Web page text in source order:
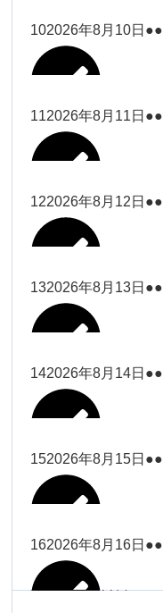
Close Close
武井
2026年7月28日
関谷
関谷
2026年7月30日
院長
院長
Close
関谷（17-19時）
2026年7月31日
武井
武井
関谷（17-
19時）
関谷（17-19時）
院長
Close Close
武井(9時ー
18時)
武井(9時ー18時)
関谷（17-
19時）
関谷（17-19時）
Close
松本（9時ー18時）
2026年8月3日
武井
武井
関谷（17-
19時）
関谷（17-19時）
2026年8月4日
小林
小林
松本
Close
2026年8月4日
2026年8月5日
Close Close
塩川
2026年8月6日
関谷（17-
Close
関谷（17-19時）
2026年8月6日
院長
院長
松本（9時
ー18時）
Close Close
松本（9時ー18時）
2026年8月7日
Close
武井
2026年8月7日
関谷（17-
Close Close
大西（9時ー18時）
2026年8月8日
小林
Close Close
2026年8月8日
Close
武井
2026年8月8日
塩川
塩川
Close Close
塩川
2026年8月9日
大西
大西
102026年8月10日 ●●
小林
小林
松本（9時
ー18時）
Close Close
松本（9時ー18時）
2026年8月10日
112026年8月11日 ●●
塩川（9時
Close Close
塩川（9時ー18時）
2026年8月11日
小林
Close Close
小林
2026年8月11日
122026年8月12日 ●●
塩川
塩川
松本
Close Close
松本
132026年8月13日 ●●
塩川
塩川
142026年8月14日 ●●
塩川
塩川
152026年8月15日 ●●
冨田（9時
162026年8月16日 ●●